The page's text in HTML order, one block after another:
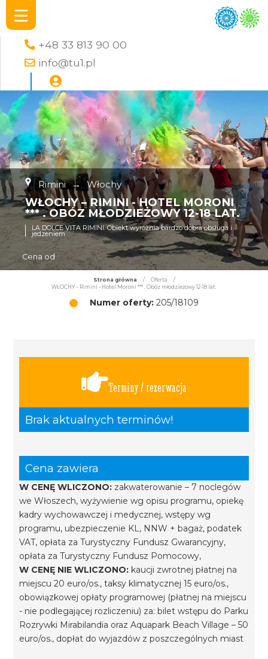
+48 33 813 90 00
info@tu1.pl
Rimini → Włochy
WŁOCHY – RIMINI - HOTEL MORONI
*** . OBÓZ MŁODZIEŻOWY 12-18 LAT.
LA DOLCE VITA RIMINI. Obiekt wyróżnia bardzo dobra obsługa i
jedzeniem
Cena od
Strona główna / Oferta
/
WŁOCHY – Rimini - Hotel Moroni *** . Obóz młodzieżowy 12-18 lat.
Numer oferty: 205/18109
Terminy / rezerwacja
Brak aktualnych terminów!
Cena zawiera
W CENĘ WLICZONO: zakwaterowanie – 7 noclegów
we Włoszech, wyżywienie wg opisu programu, opiekę
kadry wychowawczej i medycznej, wstępy wg
programu, ubezpieczenie KL, NNW + bagaż, podatek
VAT, opłata za Turystyczny Fundusz Gwarancyjny,
opłata za Turystyczny Fundusz Pomocowy,
W CENĘ NIE WLICZONO: kaucji zwrotnej płatnej na
miejscu 20 euro/os., taksy klimatycznej 15 euro/os.,
obowiązkowej opłaty programowej (płatnej na miejscu
- nie podlegającej rozliczeniu) za: bilet wstępu do Parku
Rozrywki Mirabilandia oraz Aquapark Beach Village – 50
euro/os., dopłat do wyjazdów z poszczególnych miast